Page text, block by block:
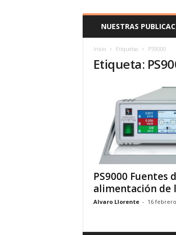
o
NUESTRAS
Inicio Etiquetas PS9000
Etiqueta:
PS9000 Fuentes
alimentación de
Alvaro Llorente - 16